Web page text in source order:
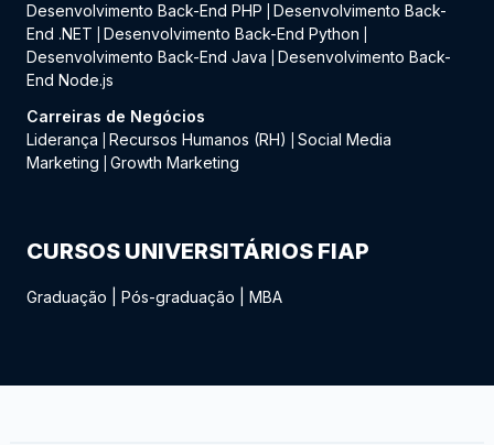
Desenvolvimento Back-End PHP
Desenvolvimento Back-
End .NET
Desenvolvimento Back-End Python
Desenvolvimento Back-End Java
Desenvolvimento Back-
End Node.js
Carreiras de Negócios
Liderança
Recursos Humanos (RH)
Social Media
Marketing
Growth Marketing
CURSOS UNIVERSITÁRIOS FIAP
Graduação Pós-graduação MBA